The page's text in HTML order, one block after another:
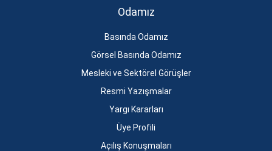
Odamız
Basında Odamız
Görsel Basında Odamız
Mesleki ve Sektörel Görüşler
Resmi Yazışmalar
Yargı Kararları
Üye Profili
Açılış Konuşmaları